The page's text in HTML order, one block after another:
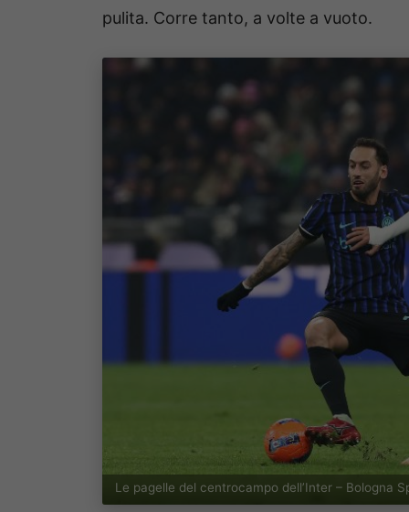
pulita. Corre tanto, a volte a vuoto.
Le pagelle del centrocampo dell’Inter – Bologna